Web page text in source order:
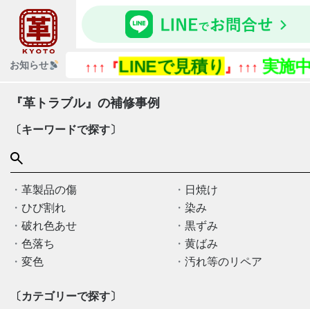
お知らせ ↑↑↑『LINEで見積り』↑↑↑ 実施中
『革トラブル』の補修事例
〔キーワードで探す〕
革製品の傷
日焼け
ひび割れ
染み
破れ色あせ
黒ずみ
色落ち
黄ばみ
変色
汚れ等のリペア
〔カテゴリーで探す〕